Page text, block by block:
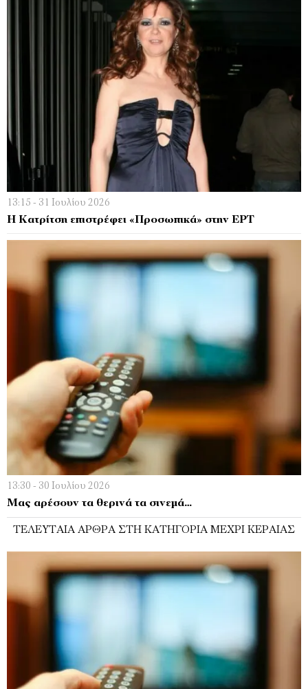
13:15 - 31 Ιουλίου 2026
Η Κατρίτση επιστρέφει «Προσωπικά» στην ΕΡΤ
13:30 - 30 Ιουλίου 2026
Μας αρέσουν τα θερινά τα σινεμά…
ΤΕΛΕΥΤΑΊΑ ΆΡΘΡΑ ΣΤΗ ΚΑΤΗΓΟΡΊΑ ΜΈΧΡΙ ΚΕΡΑΊΑΣ